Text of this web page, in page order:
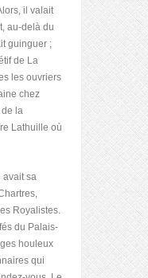
il valait
au-delà du
guinguer ;
de La
les ouvriers
chez
la
Lathuille où
avait sa
Royalistes.
du Palais-
houleux
qui